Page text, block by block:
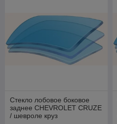
Стекло лобовое боковое
заднее CHEVROLET CRUZE
/ шевроле круз